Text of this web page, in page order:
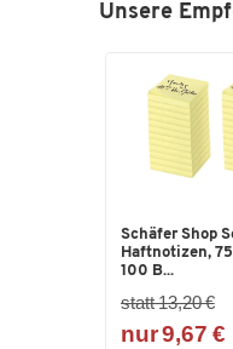
Unsere
Schäfer Shop
Haftnotizen,
100 B...
statt 13,20 €
nur 9,67 €